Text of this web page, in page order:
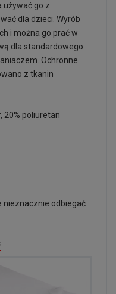
używać go z
dla dzieci. Wyrób
i można go prać w
dla standardowego
Ochronne
z tkanin
20% poliuretan
nieznacznie odbiegać